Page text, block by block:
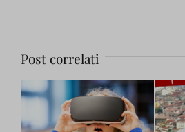
Post correlati